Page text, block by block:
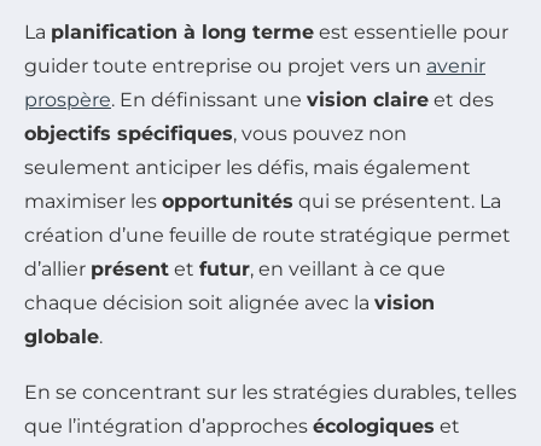
La planification à long terme est essentielle pour
guider toute entreprise ou projet vers un avenir
prospère. En définissant une vision claire et des
objectifs spécifiques, vous pouvez non
seulement anticiper les défis, mais également
maximiser les opportunités qui se présentent. La
création d’une feuille de route stratégique permet
d’allier présent et futur, en veillant à ce que
chaque décision soit alignée avec la vision
globale.
En se concentrant sur les stratégies durables, telles
que l’intégration d’approches écologiques et